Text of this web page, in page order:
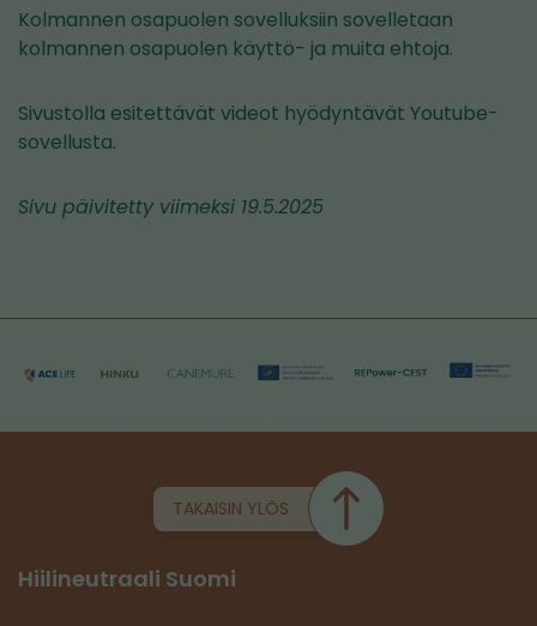
Kolmannen osapuolen sovelluksiin sovelletaan
kolmannen osapuolen käyttö- ja muita ehtoja.
Sivustolla esitettävät videot hyödyntävät Youtube-
sovellusta.
Sivu päivitetty viimeksi 19.5.2025
TAKAISIN YLÖS
Hiilineutraali Suomi